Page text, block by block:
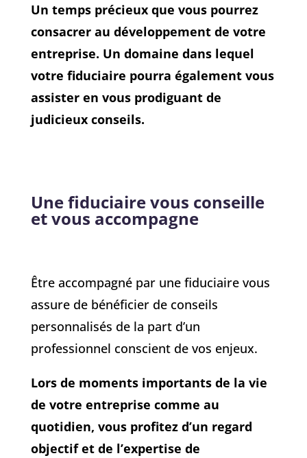
Un temps précieux que vous pourrez
consacrer au développement de votre
entreprise. Un domaine dans lequel
votre fiduciaire pourra également vous
assister en vous prodiguant de
judicieux conseils.
Une fiduciaire vous conseille
et vous accompagne
Être accompagné par une fiduciaire vous
assure de bénéficier de conseils
personnalisés de la part d’un
professionnel conscient de vos enjeux.
Lors de moments importants de la vie
de votre entreprise comme au
quotidien, vous profitez d’un regard
objectif et de l’expertise de